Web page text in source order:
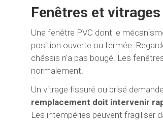
Fenêtres et
Une fenêtre PVC dont le
position ouverte ou fermée.
châssis n'a pas bougé. Les
normalement.
Un vitrage fissuré ou brisé
remplacement doit intervenir
Les intempéries peuvent fragiliser